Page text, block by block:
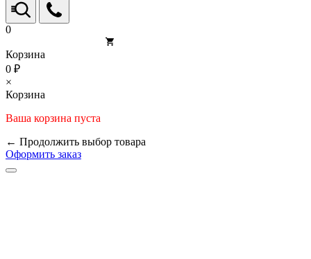
0
Корзина
0 ₽
×
Корзина
Ваша корзина пуста
← Продолжить выбор товара
Оформить заказ